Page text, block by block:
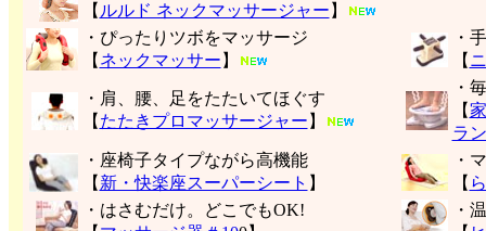
【 ルルド ネックマッサージャー 】
・ぴったりツボをマッサージ
【 ネックマッサー 】
・
【
・肩、腰、足をたたいてほぐす
【 たたきプロマッサージャー 】
・
【
ラ
・座椅子タイプながら高機能
【 新・快楽座スーパーシート 】
・
【
・はさむだけ。どこでもOK!
・